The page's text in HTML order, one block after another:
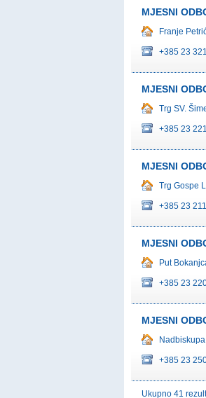
MJESNI
Franje
+385 23
MJESNI
Trg SV.
+385 23
MJESNI
Trg Gospe
+385 23
MJESNI
Put
+385 23
MJESNI
+385 23
Ukupno 41